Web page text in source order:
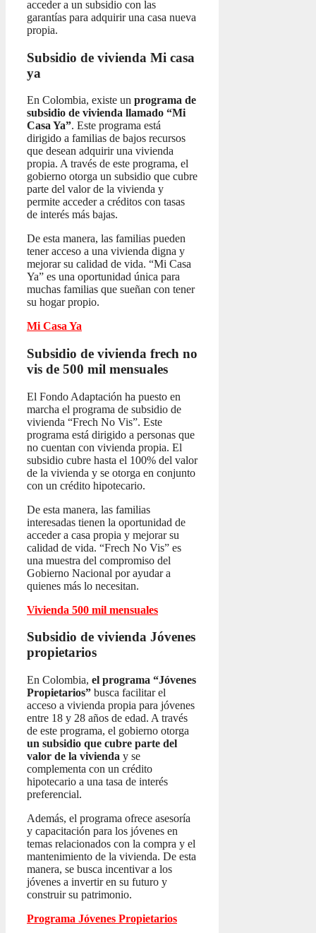
acceder a un subsidio con las
garantías para adquirir una casa nueva
propia.
Subsidio de vivienda Mi casa
ya
En Colombia, existe un programa de
subsidio de vivienda llamado “Mi
Casa Ya”. Este programa está
dirigido a familias de bajos recursos
que desean adquirir una vivienda
propia. A través de este programa, el
gobierno otorga un subsidio que cubre
parte del valor de la vivienda y
permite acceder a créditos con tasas
de interés más bajas.
De esta manera, las familias pueden
tener acceso a una vivienda digna y
mejorar su calidad de vida. “Mi Casa
Ya” es una oportunidad única para
muchas familias que sueñan con tener
su hogar propio.
Mi Casa Ya
Subsidio de vivienda frech no
vis de 500 mil mensuales
El Fondo Adaptación ha puesto en
marcha el programa de subsidio de
vivienda “Frech No Vis”. Este
programa está dirigido a personas que
no cuentan con vivienda propia. El
subsidio cubre hasta el 100% del valor
de la vivienda y se otorga en conjunto
con un crédito hipotecario.
De esta manera, las familias
interesadas tienen la oportunidad de
acceder a casa propia y mejorar su
calidad de vida. “Frech No Vis” es
una muestra del compromiso del
Gobierno Nacional por ayudar a
quienes más lo necesitan.
Vivienda 500 mil mensuales
Subsidio de vivienda Jóvenes
propietarios
En Colombia, el programa “Jóvenes
Propietarios” busca facilitar el
acceso a vivienda propia para jóvenes
entre 18 y 28 años de edad. A través
de este programa, el gobierno otorga
un subsidio que cubre parte del
valor de la vivienda y se
complementa con un crédito
hipotecario a una tasa de interés
preferencial.
Además, el programa ofrece asesoría
y capacitación para los jóvenes en
temas relacionados con la compra y el
mantenimiento de la vivienda. De esta
manera, se busca incentivar a los
jóvenes a invertir en su futuro y
construir su patrimonio.
Programa Jóvenes Propietarios